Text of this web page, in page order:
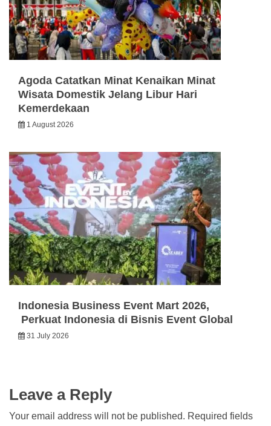
Agoda Catatkan Minat Kenaikan Minat
Wisata Domestik Jelang Libur Hari
Kemerdekaan
1 August 2026
Indonesia Business Event Mart 2026,
Perkuat Indonesia di Bisnis Event Global
31 July 2026
Leave a Reply
Your email address will not be published. Required fields